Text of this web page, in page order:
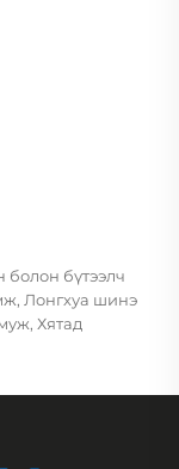
болон бүтээлч
Лонгхуа шинэ
Хятад